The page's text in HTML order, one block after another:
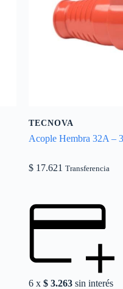
TECNOVA
Acople Hembra 32A –
$17.621 Transferencia
6 x $3.263sin interés